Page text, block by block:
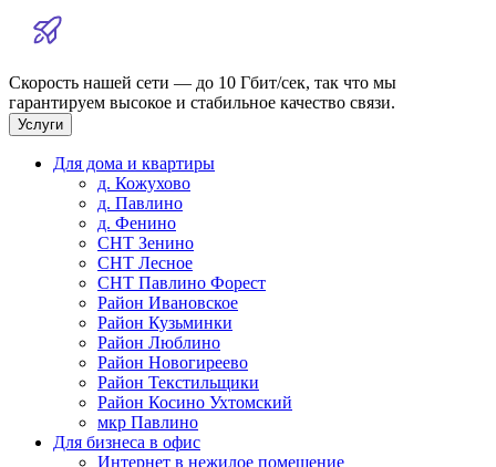
Скорость нашей сети — до 10 Гбит/сек, так что мы
гарантируем высокое и стабильное качество связи.
Услуги
Для дома и квартиры
д. Кожухово
д. Павлино
д. Фенино
СНТ Зенино
СНТ Лесное
СНТ Павлино Форест
Район Ивановское
Район Кузьминки
Район Люблино
Район Новогиреево
Район Текстильщики
Район Косино Ухтомский
мкр Павлино
Для бизнеса в офис
Интернет в нежилое помещение